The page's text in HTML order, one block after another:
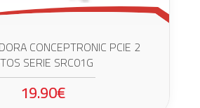
CONCEPTRONIC PCIE 2
SERIE SRC01G
19.90€